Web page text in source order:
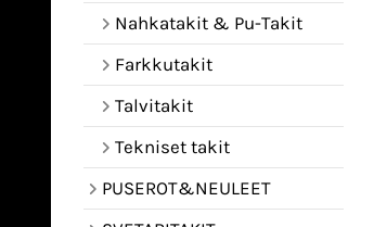
Nahkatakit & Pu-Takit
Farkkutakit
Talvitakit
Tekniset takit
PUSEROT&NEULEET